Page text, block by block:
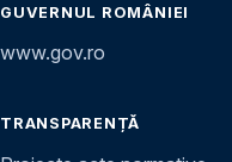
GUVERNUL ROMÂNIEI
www.gov.ro
TRANSPARENȚĂ